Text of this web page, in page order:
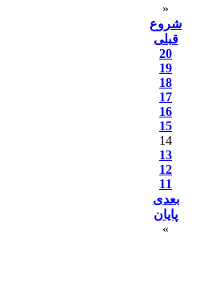
«
شروع
قبلی
20
19
18
17
16
15
14
13
12
11
بعدی
پایان
»